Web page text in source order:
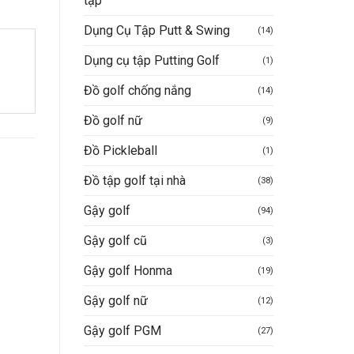
Dụng Cụ Tập Putt & Swing
(14)
Dụng cụ tập Putting Golf (1)
Đồ golf chống nắng (14)
Đồ golf nữ (9)
Đồ Pickleball (1)
Đồ tập golf tại nhà (38)
Gậy golf (94)
Gậy golf cũ (3)
Gậy golf Honma (19)
Gậy golf nữ (12)
Gậy golf PGM (27)